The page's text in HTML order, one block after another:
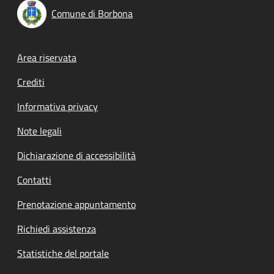
Comune di Borbona
Footer menu
Area riservata
Crediti
Informativa privacy
Note legali
Dichiarazione di accessibilità
Contatti
Prenotazione appuntamento
Richiedi assistenza
Statistiche del portale